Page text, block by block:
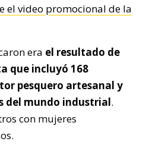
el video promocional de la
era el resultado de
que incluyó 168
pesquero artesanal y
del mundo industrial.
con mujeres